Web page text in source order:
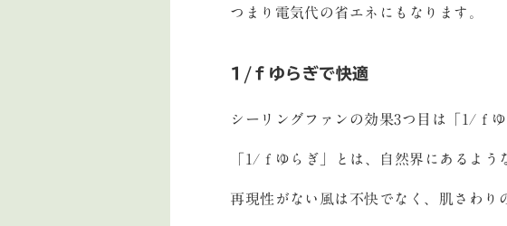
つまり電気代の省エネにもなります。
1/ｆゆらぎで快適
シーリングファンの効果3つ目は「1/ｆ
「1/ｆゆらぎ」とは、自然界にあるよう
再現性がない風は不快でなく、肌さわり